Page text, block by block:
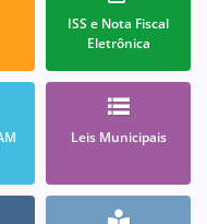
ISS e Nota Fiscal
Eletrônica
Leis Municipais